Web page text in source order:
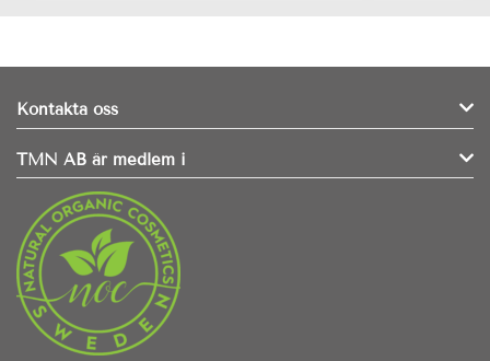
Kontakta oss
TMN AB är medlem i